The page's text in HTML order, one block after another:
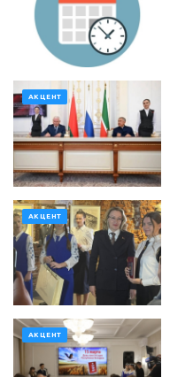
АКЦЕНТ
АКЦЕНТ
АКЦЕНТ